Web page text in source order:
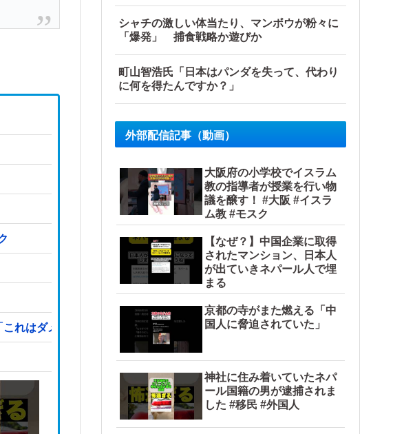
スク
れはダメなやつ…（ブルブル」＝韓国の反応
シャチの激しい体当たり、マンボウが粉々に
「爆発」 捕食戦略か遊びか
町山智浩氏「日本はパンダを失って、代わり
に何を得たんですか？」
外部配信記事（動画）
大阪府の小学校でイスラム
教の指導者が授業を行い物
議を醸す！ #大阪 #イスラ
ム教 #モスク
【なぜ？】中国企業に取得
されたマンション、日本人
が出ていきネパール人で埋
まる
京都の寺がまた燃える「中
国人に脅迫されていた」
神社に住み着いていたネパ
ール国籍の男が逮捕されま
した #移民 #外国人